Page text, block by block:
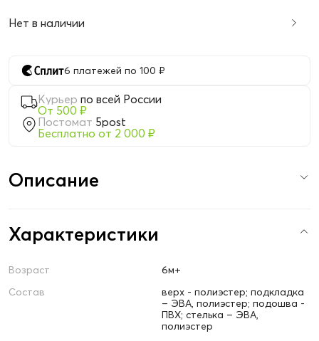
Нет в наличии
6 платежей по 100 ₽
Курьер по всей России
От 500 ₽
Постомат 5post
Бесплатно от 2 000 ₽
Описание
Характеристики
Возраст
6м+
Состав
верх - полиэстер; подкладка
– ЭВА, полиэстер; подошва -
ПВХ; стелька – ЭВА,
полиэстер